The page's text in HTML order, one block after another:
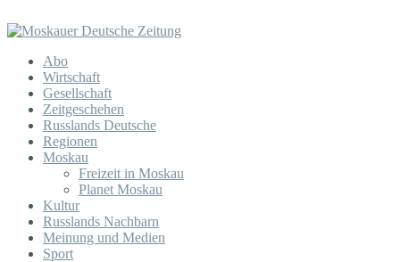
Abo
Wirtschaft
Gesellschaft
Zeitgeschehen
Russlands Deutsche
Regionen
Moskau
Freizeit in Moskau
Planet Moskau
Kultur
Russlands Nachbarn
Meinung und Medien
Sport